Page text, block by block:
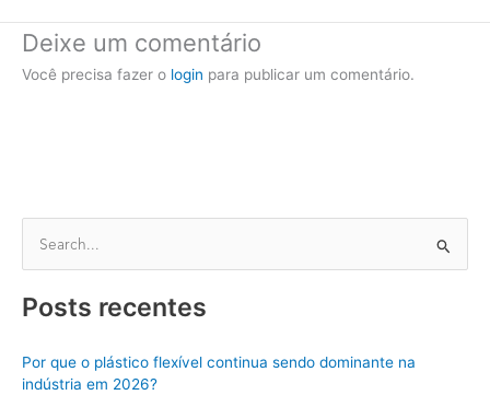
Deixe um comentário
Você precisa fazer o login para publicar um comentário.
s
u
Posts recentes
Por que o plástico flexível continua sendo dominante na
indústria em 2026?